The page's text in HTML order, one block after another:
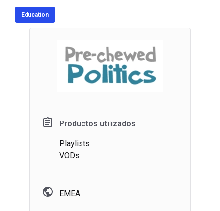
Education
Productos utilizados
Playlists
VODs
EMEA